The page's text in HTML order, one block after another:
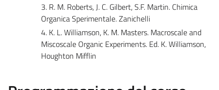
3. R. M. Roberts, J. C. Gilbert, S.F. Martin. Chimica
Organica Sperimentale. Zanichelli
4. K. L. Williamson, K. M. Masters. Macroscale and
Miscoscale Organic Experiments. Ed. K. Williamson,
Houghton Mifflin